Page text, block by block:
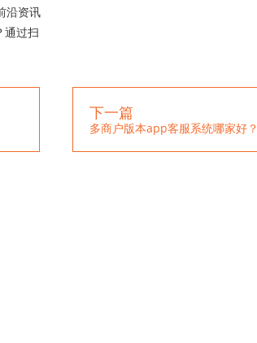
沿资讯
通过扫
下一篇
多商户版本app客服系统哪家好？